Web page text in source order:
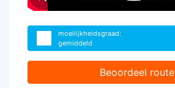
moeilijkheidsgraad:
gemiddeld
Beoordeel route